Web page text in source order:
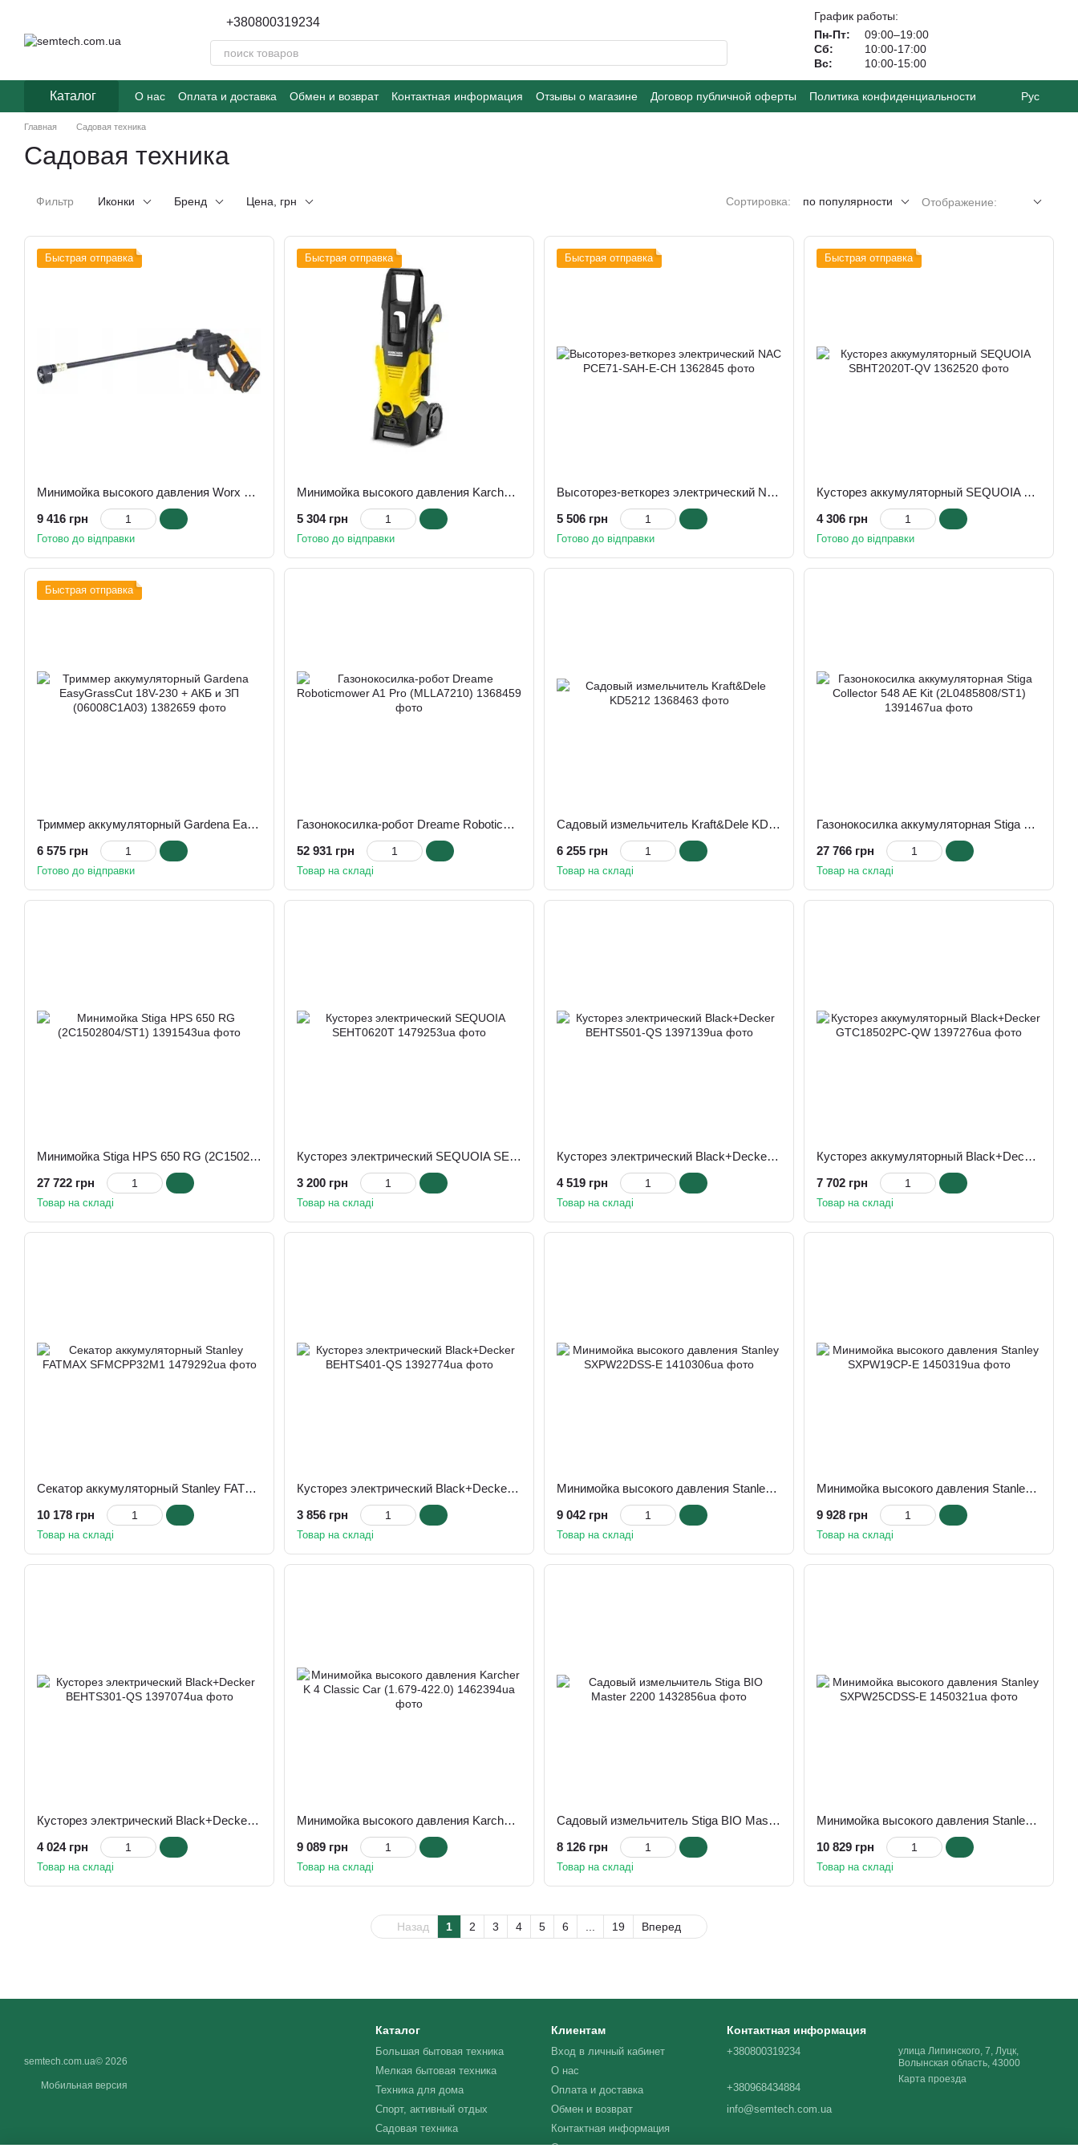
+380800319234
График работы:
Пн-Пт:
09:00–19:00
Сб:
10:00-17:00
Вс:
10:00-15:00
Каталог О нас Оплата и доставка Обмен и возврат Контактная информация Отзывы о магазине Договор публичной оферты Политика конфиденциальности Рус
Главная Садовая техника
Садовая техника
Фильтр Иконки Бренд Цена, грн Сортировка: по популярности Отображение:
Быстрая отправка
Минимойка высокого давления Worx Hydroshot WG620E
9 416 грн
Готово до відправки
Быстрая отправка
Минимойка высокого давления Karcher K 3 (1.601-888.0)
5 304 грн
Готово до відправки
Быстрая отправка
Высоторез-веткорез электрический NAC PCE71-SAH-E-CH
5 506 грн
Готово до відправки
Быстрая отправка
Кусторез аккумуляторный SEQUOIA SBHT2020T-QV
4 306 грн
Готово до відправки
Быстрая отправка
Триммер аккумуляторный Gardena EasyGrassCut 18V-230 + АКБ и ЗП (06008C1A03)
6 575 грн
Готово до відправки
Газонокосилка-робот Dreame Roboticmower A1 Pro (MLLA7210)
52 931 грн
Товар на складі
Садовый измельчитель Kraft&Dele KD5212
6 255 грн
Товар на складі
Газонокосилка аккумуляторная Stiga Collector 548 AE Kit (2L0485808/ST1)
27 766 грн
Товар на складі
Минимойка Stiga HPS 650 RG (2C1502804/ST1)
27 722 грн
Товар на складі
Кусторез электрический SEQUOIA SEHT0620T
3 200 грн
Товар на складі
Кусторез электрический Black+Decker BEHTS501-QS
4 519 грн
Товар на складі
Кусторез аккумуляторный Black+Decker GTC18502PC-QW
7 702 грн
Товар на складі
Секатор аккумуляторный Stanley FATMAX SFMCPP32M1
10 178 грн
Товар на складі
Кусторез электрический Black+Decker BEHTS401-QS
3 856 грн
Товар на складі
Минимойка высокого давления Stanley SXPW22DSS-E
9 042 грн
Товар на складі
Минимойка высокого давления Stanley SXPW19CP-E
9 928 грн
Товар на складі
Кусторез электрический Black+Decker BEHTS301-QS
4 024 грн
Товар на складі
Минимойка высокого давления Karcher K 4 Classic Car (1.679-422.0)
9 089 грн
Товар на складі
Садовый измельчитель Stiga BIO Master 2200
8 126 грн
Товар на складі
Минимойка высокого давления Stanley SXPW25CDSS-E
10 829 грн
Товар на складі
Назад 1 2 3 4 5 6 19 Вперед
semtech.com.ua© 2026
Мобильная версия
Каталог
Большая бытовая техника
Мелкая бытовая техника
Техника для дома
Спорт, активный отдых
Садовая техника
Клиентам
Вход в личный кабинет
О нас
Оплата и доставка
Обмен и возврат
Контактная информация
Отзывы о магазине
Контактная информация
+380800319234
+380968434884
info@semtech.com.ua
улица Липинского, 7, Луцк,
Волынская область, 43000
Карта проезда